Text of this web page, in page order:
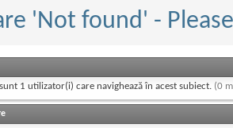
'Not found' -
1 utilizator(i) care navighează în acest subiect. (0